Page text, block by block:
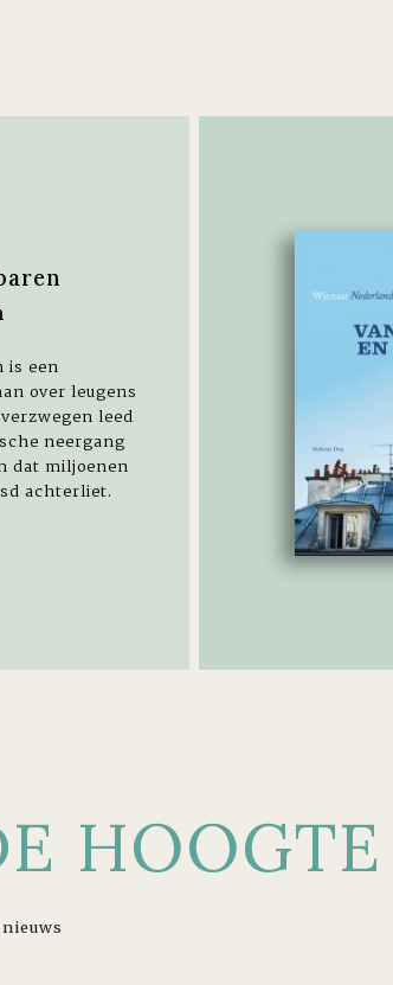
is een
over leugens
leed
neergang
dat miljoenen
achterliet.
HOOGTE